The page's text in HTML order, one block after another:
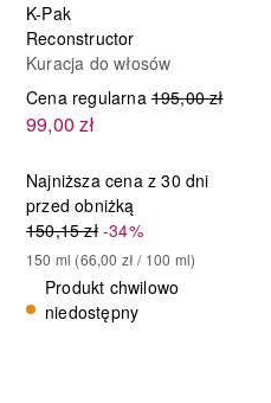
K-Pak
Reconstructor
Kuracja do włosów
Cena regularna 195,00 zł
99,00 zł
Najniższa cena z 30 dni
przed obniżką
150,15 zł-34%
150 ml (66,00 zł / 100 ml)
Produkt chwilowo
niedostępny